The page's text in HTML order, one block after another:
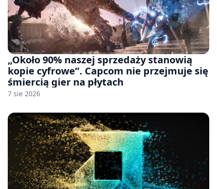
„Około 90% naszej sprzedaży stanowią
kopie cyfrowe”. Capcom nie przejmuje się
śmiercią gier na płytach
7 sie 2026